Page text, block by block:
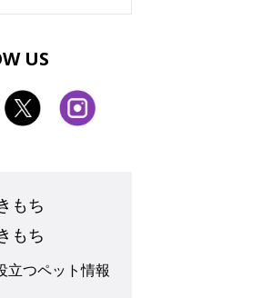
US
もち
もち
立つペット情報